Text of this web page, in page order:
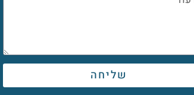
שליחה